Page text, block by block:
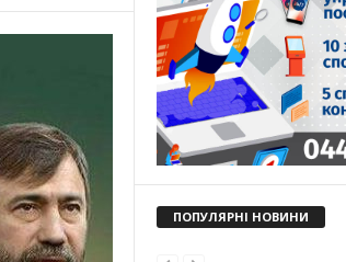
ПОПУЛЯРНІ НОВИНИ